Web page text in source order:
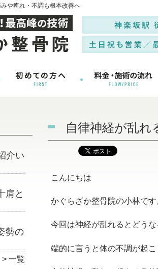
や痺れ・不調も根本改善へ
介い
肩と
勢の
一覧
自律神経が乱
こんにちは
かぐらざか整骨院の小林です
今回は神経が乱れるとどうな
端的に言うと体の不調が起こ